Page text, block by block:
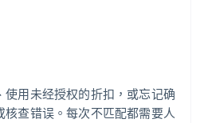
用未经授权的折扣，或忘记确
查错误。每次不匹配都需要人